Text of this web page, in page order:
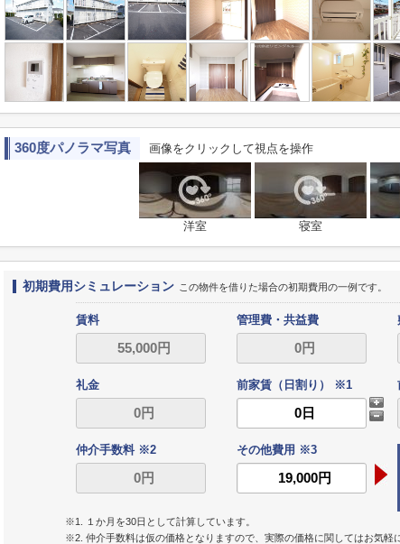
360度パノラマ写真 画像をクリックして視点を操作
洋室 寝室
初期費用シミュレーション この物件を借りた場合の初期費用の一例です。
賃料 管理費・共益費
礼金 前家賃（日割り） ※1
仲介手数料 ※2 その他費用 ※3
※1. １か月を30日として計算しています。
※2. 仲介手数料は仮の価格となりますので、実際の価格に関してはお気軽